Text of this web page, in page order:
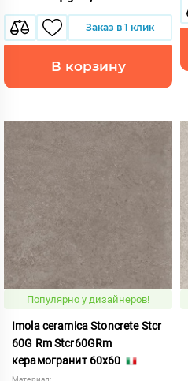
Заказ в 1 клик
В корзину
Популярно у дизайнеров!
Imola ceramica Stoncrete Stcr
60G Rm Stcr60GRm
керамогранит 60x60
Материал: